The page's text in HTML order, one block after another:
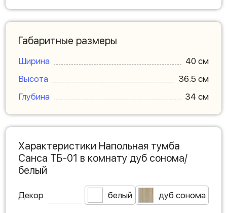
Габаритные размеры
Ширина
40 см
Высота
36.5 см
Глубина
34 см
Характеристики Напольная тумба
Санса ТБ-01 в комнату дуб сонома/
белый
Декор белый дуб сонома